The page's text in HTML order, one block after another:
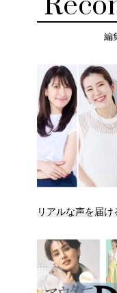
編
リアルな声を届